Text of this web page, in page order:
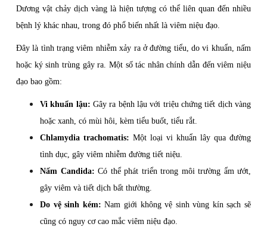
Dương vật chảy dịch vàng là hiện tượng có thể liên quan đến nhiều
bệnh lý khác nhau, trong đó phổ biến nhất là viêm niệu đạo.
Đây là tình trạng viêm nhiễm xảy ra ở đường tiểu, do vi khuẩn, nấm
hoặc ký sinh trùng gây ra. Một số tác nhân chính dẫn đến viêm niệu
đạo bao gồm:
Vi khuẩn lậu: Gây ra bệnh lậu với triệu chứng tiết dịch vàng
hoặc xanh, có mùi hôi, kèm tiểu buốt, tiểu rắt.
Chlamydia trachomatis: Một loại vi khuẩn lây qua đường
tình dục, gây viêm nhiễm đường tiết niệu.
Nấm Candida: Có thể phát triển trong môi trường ẩm ướt,
gây viêm và tiết dịch bất thường.
Do vệ sinh kém: Nam giới không vệ sinh vùng kín sạch sẽ
cũng có nguy cơ cao mắc viêm niệu đạo.